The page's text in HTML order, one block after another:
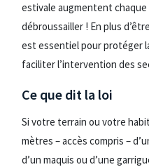
estivale augmentent chaque
débroussailler ! En plus
est essentiel pour protéger
faciliter l’intervention des
Ce que dit la loi
Si votre terrain ou votre
mètres – accès compris –
d’un maquis ou d’une